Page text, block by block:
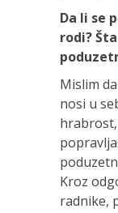
Da li se
rodi?
Mislim
nosi u
Kroz
radnike,